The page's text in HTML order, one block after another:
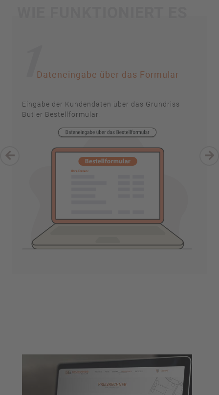
1
Dateneingabe über das Formular
Eingabe der Kundendaten über das Grundriss
Butler Bestellformular.